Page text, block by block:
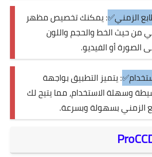
الزمني✅: يمكنك تخصيص مظهر
من حيث الخط والحجم واللون
الصورة أو الفيديو.
: يتميز التطبيق بواجهة
وسهلة الاستخدام، مما يتيح لك
الزمني بسهولة وبسرعة.